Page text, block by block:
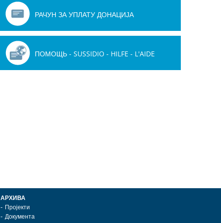
РАЧУН ЗА УПЛАТУ ДОНАЦИЈА
ПОМОЩЬ - SUSSIDIO - HILFE - L'AIDE
АРХИВА
Пројекти
Документа